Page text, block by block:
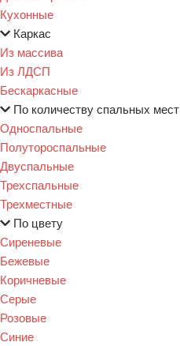
Кухонные
Каркас
Из массива
Из ЛДСП
Бескаркасные
По количеству спальных мест
Односпальные
Полутороспальные
Двуспальные
Трехспальные
Трехместные
По цвету
Сиреневые
Бежевые
Коричневые
Серые
Розовые
Синие